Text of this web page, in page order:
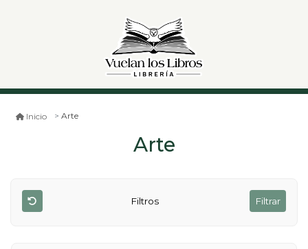
Inicio Arte
Arte
Filtros Filtrar